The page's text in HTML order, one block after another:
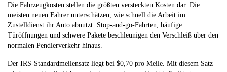
Die Fahrzeugkosten stellen die größten versteckten Kosten dar. Die
meisten neuen Fahrer unterschätzen, wie schnell die Arbeit im
Zustelldienst ihr Auto abnutzt. Stop-and-go-Fahrten, häufige
Türöffnungen und schwere Pakete beschleunigen den Verschleiß über den
normalen Pendlerverkehr hinaus.
Der IRS-Standardmeilensatz liegt bei $0,70 pro Meile. Mit diesem Satz